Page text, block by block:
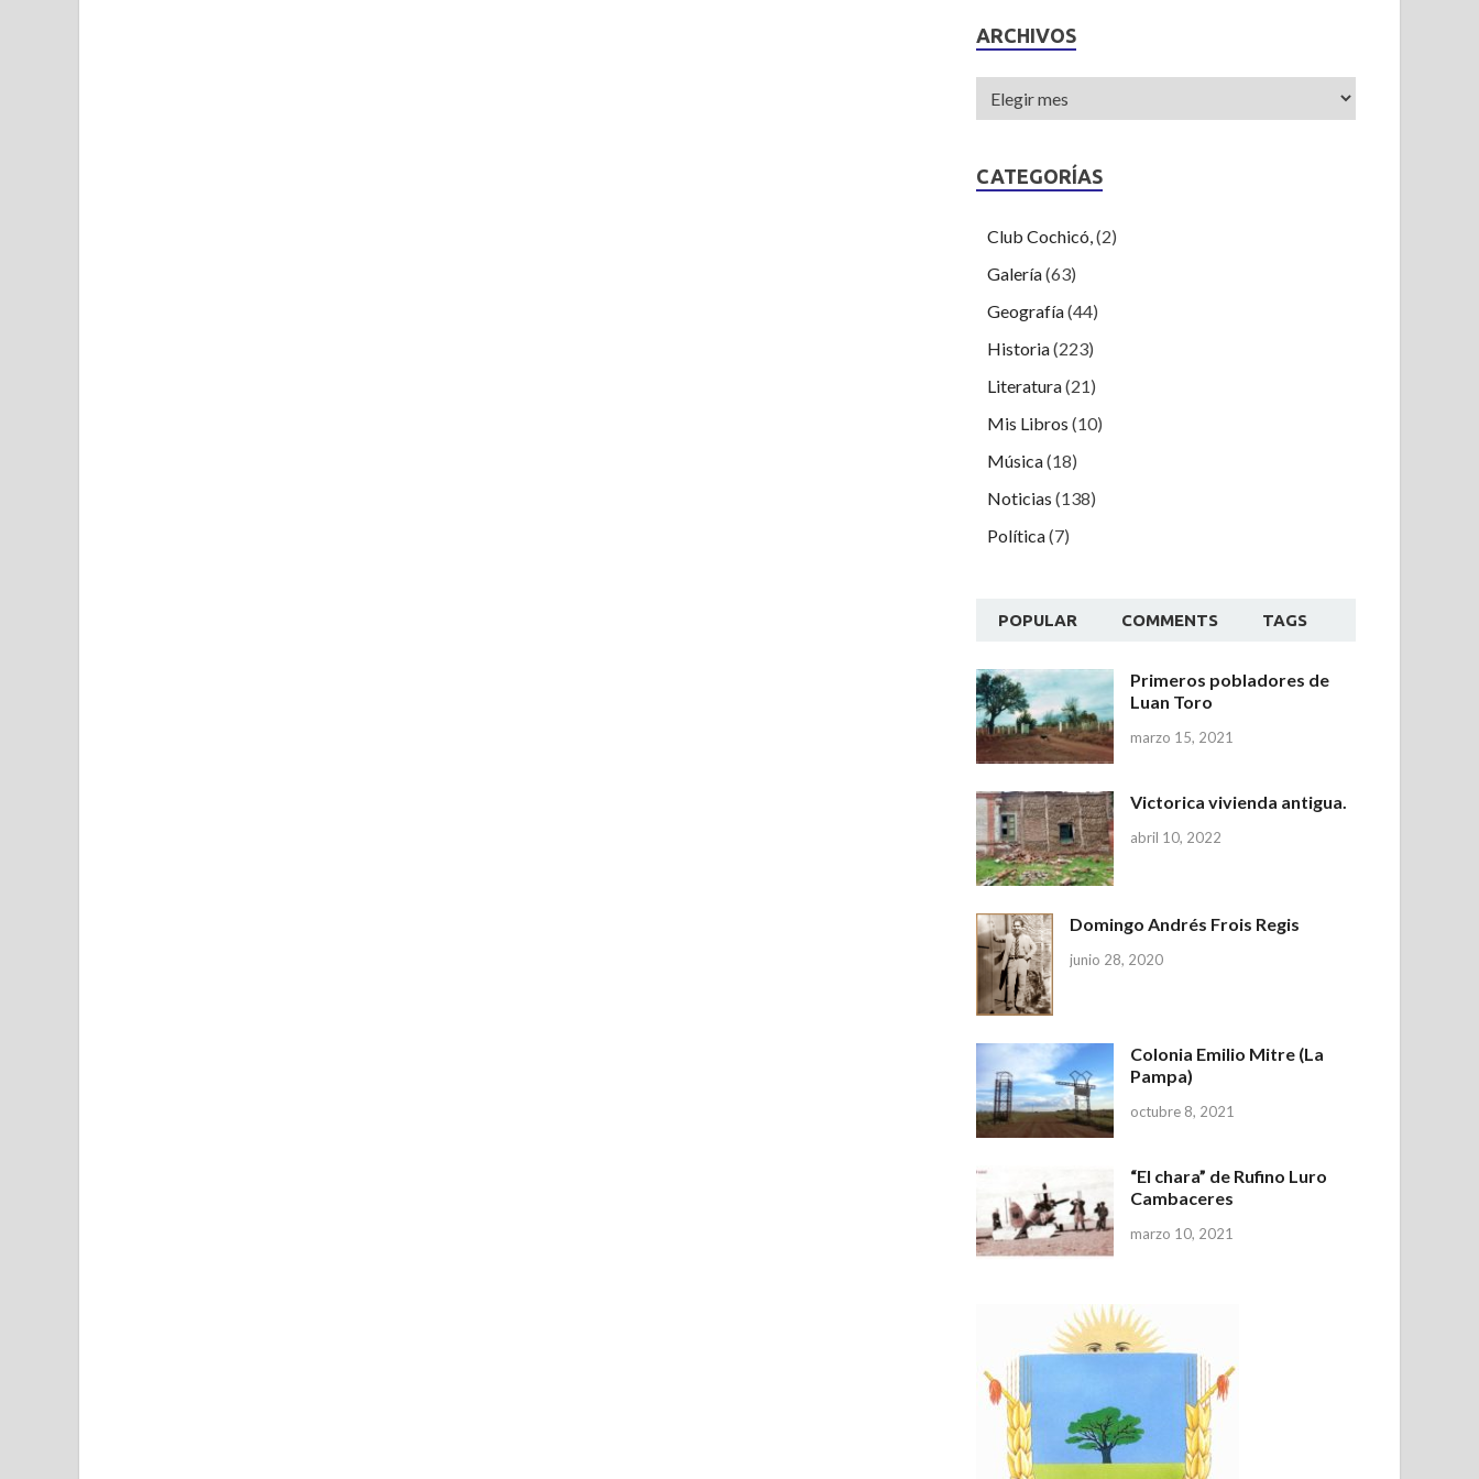
ARCHIVOS
CATEGORÍAS
Club Cochicó,(2)
Galería(63)
Geografía(44)
Historia(223)
Literatura(21)
Mis Libros (10)
Música(18)
Noticias (138)
Política(7)
POPULAR COMMENTS TAGS
Primeros pobladores de
Luan Toro
marzo 15, 2021
Victorica vivienda antigua.
abril 10, 2022
Domingo Andrés Frois Regis
junio 28, 2020
Colonia Emilio Mitre (La
Pampa)
octubre 8, 2021
“El chara” de Rufino Luro
Cambaceres
marzo 10, 2021